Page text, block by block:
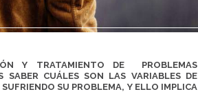
Y TRATAMIENTO DE PROBLEMAS
SABER CUÁLES SON LAS VARIABLES DE
SU PROBLEMA, Y ELLO IMPLICA